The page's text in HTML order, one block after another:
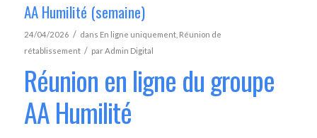
AA Humilité (semaine)
24/04/2026 / dans En ligne uniquement, Réunion de
rétablissement / parAdmin Digital
Réunion en ligne du groupe
AA Humilité